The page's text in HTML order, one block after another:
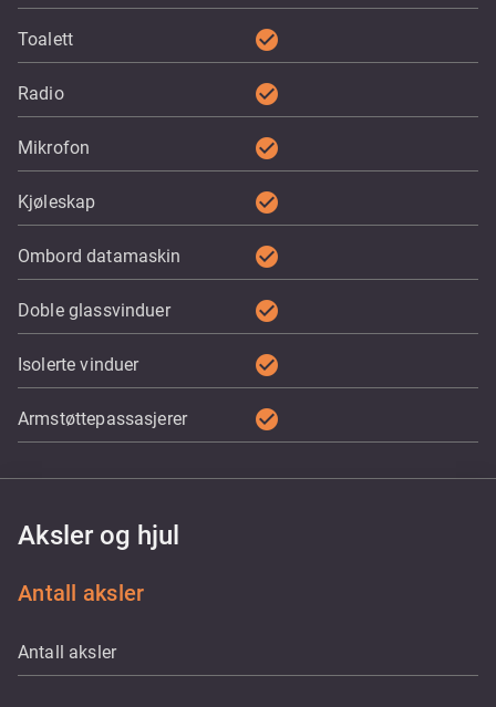
Toalett check_circle
Radio check_circle
Mikrofon check_circle
Kjøleskap check_circle
Ombord datamaskin check_circle
Doble glassvinduer check_circle
Isolerte vinduer check_circle
Armstøttepassasjerer check_circle
Aksler og hjul
Antall aksler
Antall aksler